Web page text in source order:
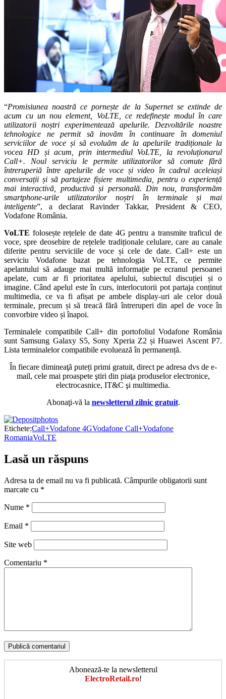
“Promisiunea noastră ce pornește de la Supernet se extinde de
acum cu un nou element, VoLTE, ce redefinește modul în care
utilizatorii noștri experimentează apelurile. Dezvoltările noastre
tehnologice ne permit să inovăm în continuare în domeniul
serviciilor de voce și să evoluăm de la apelurile tradiționale la
vocea HD și acum, prin intermediul VoLTE, la revoluționarul
Call+. Noul serviciu le permite utilizatorilor să comute fără
întreruperiă între apelurile de voce și video în cadrul aceleiași
conversații și să partajeze fișiere multimedia, pentru o experiență
mai interactivă, productivă și personală. Din nou, transformăm
smartphone-urile utilizatorilor noștri în terminale și mai
inteligente”, a declarat Ravinder Takkar, President & CEO,
Vodafone România.
VoLTE folosește rețelele de date 4G pentru a transmite traficul de
voce, spre deosebire de rețelele tradiționale celulare, care au canale
diferite pentru serviciile de voce și cele de date. Call+ este un
serviciu Vodafone bazat pe tehnologia VoLTE, ce permite
apelantului să adauge mai multă informație pe ecranul persoanei
apelate, cum ar fi prioritatea apelului, subiectul discuției și o
imagine. Când apelul este în curs, interlocutorii pot partaja conținut
multimedia, ce va fi afișat pe ambele display-uri ale celor două
terminale, precum și să treacă fără întreruperi din apel de voce în
convorbire video și înapoi.
Terminalele compatibile Call+ din portofoliul Vodafone România
sunt Samsung Galaxy S5, Sony Xperia Z2 și Huawei Ascent P7.
Lista terminalelor compatibile evoluează în permanență.
În fiecare dimineaţă puteți primi gratuit, direct pe adresa dvs de e-
mail, cele mai proaspete ştiri din piaţa produselor electronice,
electrocasnice, IT&C şi multimedia.
Abonaţi-vă la newsletterul zilnic gratuit.
Etichete:Call+Vodafone 4GVodafone Call+Vodafone
RomaniaVoLTE
Lasă un răspuns
Adresa ta de email nu va fi publicată. Câmpurile obligatorii sunt
marcate cu *
Nume *
Email *
Site web
Comentariu *
Abonează-te la newsletterul
ElectroRetail.ro!